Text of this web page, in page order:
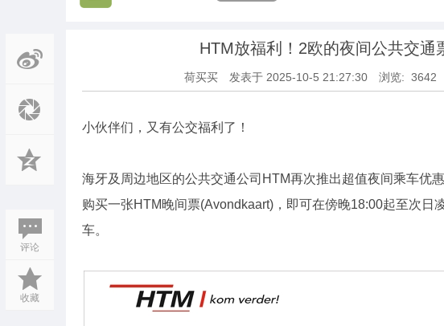
评论
收藏
HTM放福利！2欧的夜间公共交通
荷买买 发表于 2025-10-5 21:27:30 浏览: 3642
小伙伴们，又有公交福利了！
海牙及周边地区的公共交通公司HTM再次推出超值夜间乘车优
购买一张HTM晚间票(Avondkaart)，即可在傍晚18:00起至次日
车。